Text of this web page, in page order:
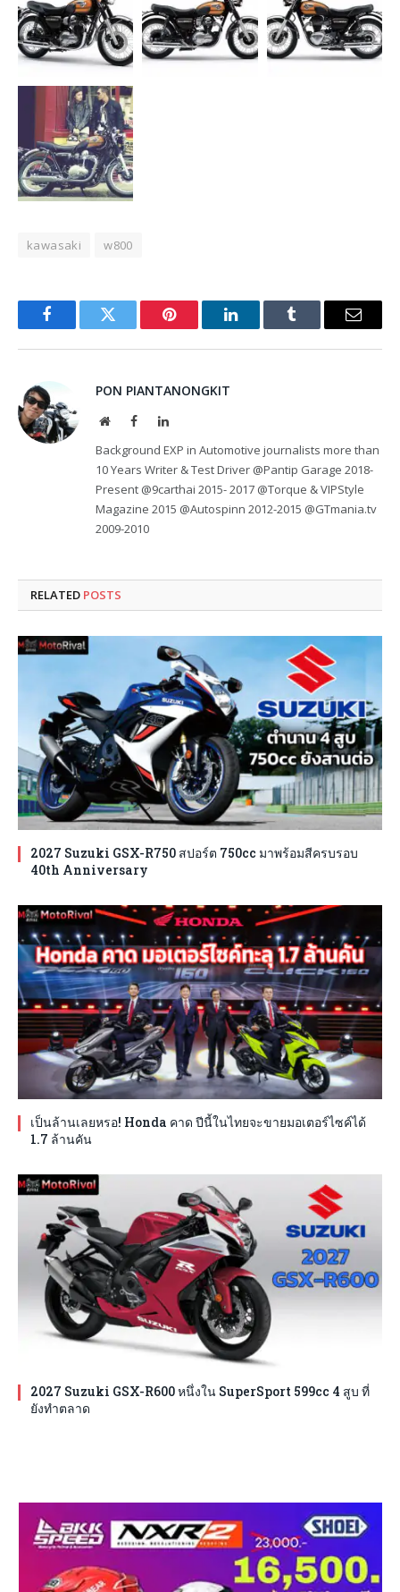
kawasaki w800
FacebookTwitter Pinterest LinkedInTumblr Email
PON PIANTANONGKIT
WebsiteFacebookLinkedIn
Background EXP in Automotive journalists more than
10 Years Writer & Test Driver @Pantip Garage 2018-
Present @9carthai 2015- 2017 @Torque & VIPStyle
Magazine 2015 @Autospinn 2012-2015 @GTmania.tv
2009-2010
RELATED POSTS
2027 Suzuki GSX-R750 สปอร์ต 750cc มาพร้อมสีครบรอบ
40th Anniversary
เป็นล้านเลยหรอ! Honda คาด ปีนี้ในไทยจะขายมอเตอร์ไซค์ได้
1.7 ล้านคัน
2027 Suzuki GSX-R600 หนึ่งใน SuperSport 599cc 4 สูบ ที่
ยังทำตลาด